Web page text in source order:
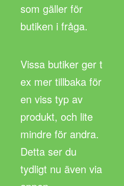
som gäller för
butiken i fråga.
Vissa butiker ger t
ex mer tillbaka för
en viss typ av
produkt, och lite
mindre för andra.
Detta ser du
tydligt nu även via